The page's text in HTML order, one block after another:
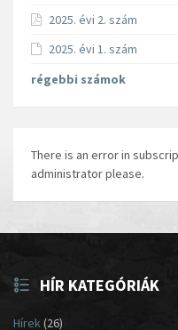
2025. évi 2. szám
2025. évi 1. szám
régebbi számok
There is an error in
administrator please.
HÍR KATEGÓRIÁK
Hírek(26)